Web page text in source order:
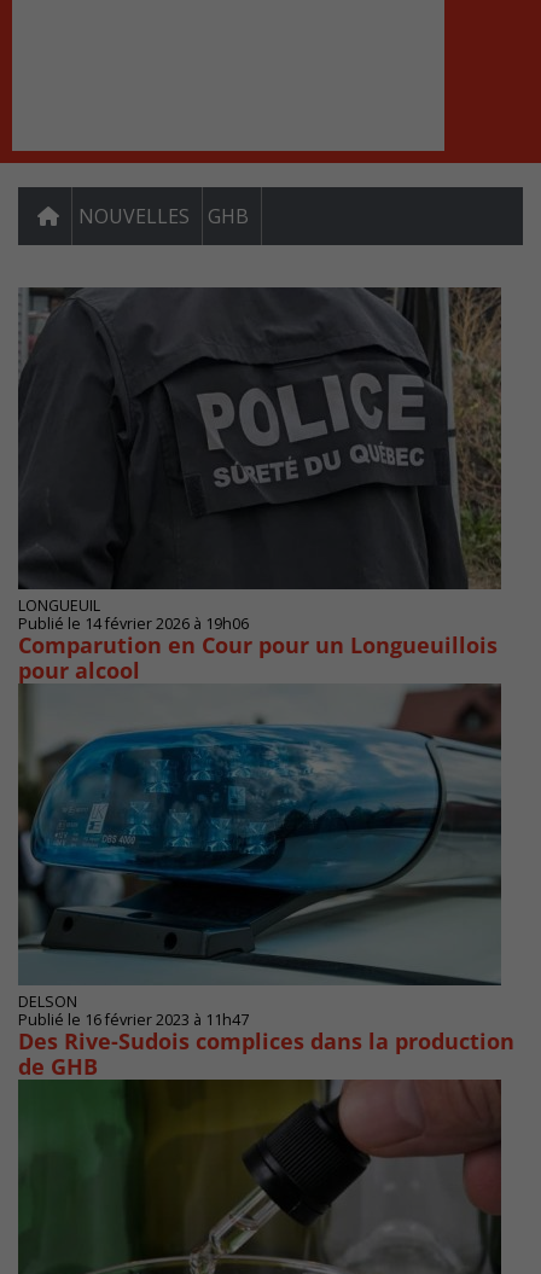
NOUVELLES GHB
LONGUEUIL
Publié le 14 février 2026 à 19h06
Comparution en Cour pour un Longueuillois
pour alcool
DELSON
Publié le 16 février 2023 à 11h47
Des Rive-Sudois complices dans la production
de GHB